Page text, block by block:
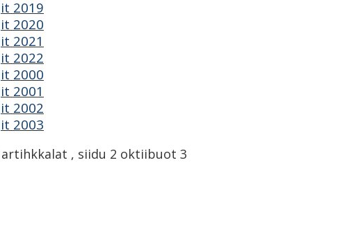
2019
2020
2021
2022
2000
2001
2002
2003
artihkkalat , siidu 2 oktiibuot 3